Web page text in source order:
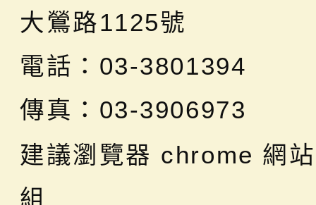
大鶯路1125號
電話：03-3801394
傳真：03-3906973
建議瀏覽器 chrome 網
組